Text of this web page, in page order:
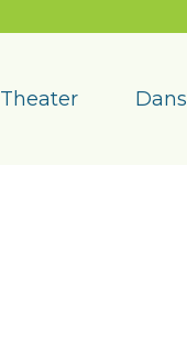
Theater Dans